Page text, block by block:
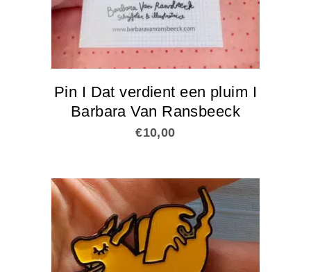
Pin I Dat verdient een pluim I
Barbara Van Ransbeeck
€10,00